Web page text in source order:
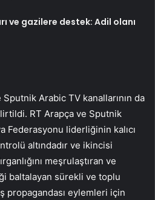
ve gazilere destek: Adil olanı
Arabic TV kanallarının da
RT Arapça ve Sputnik
Federasyonu liderliğinin kalıcı
altındadır ve ikincisi
meşrulaştıran ve
baltalayan sürekli ve toplu
propagandası eylemleri için